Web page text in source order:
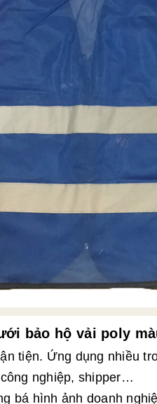
bảo hộ vải poly
tiện. Ứng dụng nhiều
nghiệp, shipper…
bá hình ảnh doanh